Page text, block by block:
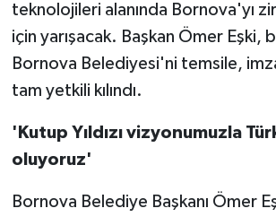
teknolojileri alanında Bornova'yı
için yarışacak. Başkan Ömer Eşki,
Bornova Belediyesi'ni temsile,
tam yetkili kılındı.
'Kutup Yıldızı vizyonumuzla
oluyoruz'
Bornova Belediye Başkanı Ömer